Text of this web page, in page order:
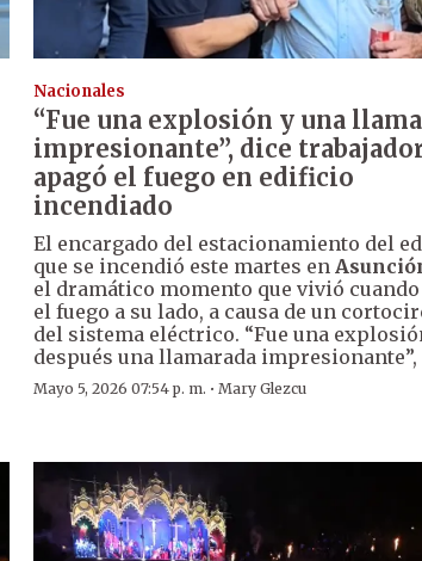
Nacionales
“Fue una explosión y una
impresionante”, dice
apagó el fuego en edificio
incendiado
El encargado del estacionamiento del
que se incendió este martes en
el dramático momento que vivió
el fuego a su lado, a causa de un
del sistema eléctrico. “Fue una
después una llamarada
Mayo 5, 2026 07:54 p. m. ·Mary Glezcu